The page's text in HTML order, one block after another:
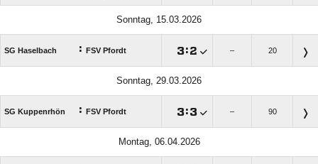
Sonntag, 15.03.2026
SG Haselbach : FSV Pfordt : – 20
Sonntag, 29.03.2026
SG Kuppenrhön : FSV Pfordt : – 90
Montag, 06.04.2026